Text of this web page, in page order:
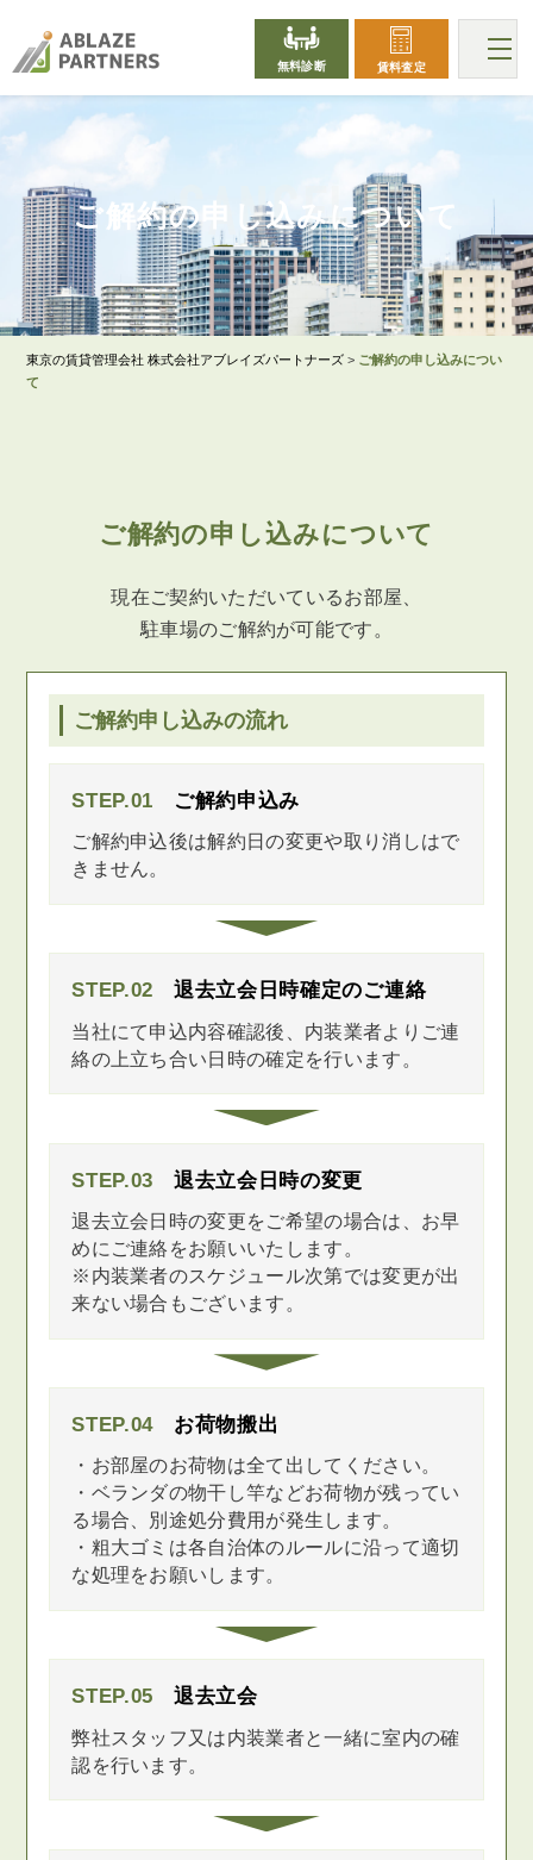
無料診断 賃料査定
CANCEL
ご解約の申し込みについて
東京の賃貸管理会社 株式会社アブレイズパートナーズ > ご解約の申し込みについ
て
ご解約の申し込みについて
現在ご契約いただいているお部屋、
駐車場のご解約が可能です。
ご解約申し込みの流れ
STEP.01 ご解約申込み
ご解約申込後は解約日の変更や取り消しはで
きません。
STEP.02 退去立会日時確定のご連絡
当社にて申込内容確認後、内装業者よりご連
絡の上立ち合い日時の確定を行います。
STEP.03 退去立会日時の変更
退去立会日時の変更をご希望の場合は、お早
めにご連絡をお願いいたします。
※内装業者のスケジュール次第では変更が出
来ない場合もございます。
STEP.04 お荷物搬出
・お部屋のお荷物は全て出してください。
・ベランダの物干し竿などお荷物が残ってい
る場合、別途処分費用が発生します。
・粗大ゴミは各自治体のルールに沿って適切
な処理をお願いします。
STEP.05 退去立会
弊社スタッフ又は内装業者と一緒に室内の確
認を行います。